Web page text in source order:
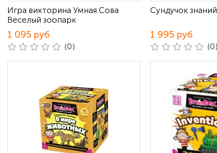
Игра викторина Умная Сова
Веселый зоопарк
1 095 руб
(0)
Сундучок
1 995 руб